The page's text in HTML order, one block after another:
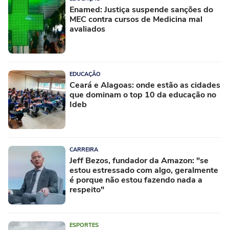
Enamed: Justiça suspende sanções do
MEC contra cursos de Medicina mal
avaliados
EDUCAÇÃO
Ceará e Alagoas: onde estão as cidades
que dominam o top 10 da educação no
Ideb
CARREIRA
Jeff Bezos, fundador da Amazon: "se
estou estressado com algo, geralmente
é porque não estou fazendo nada a
respeito"
ESPORTES